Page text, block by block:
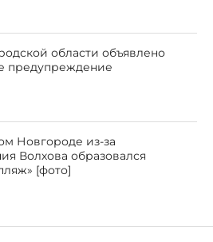
области объявлено
предупреждение
Новгороде из-за
Волхова образовался
[фото]